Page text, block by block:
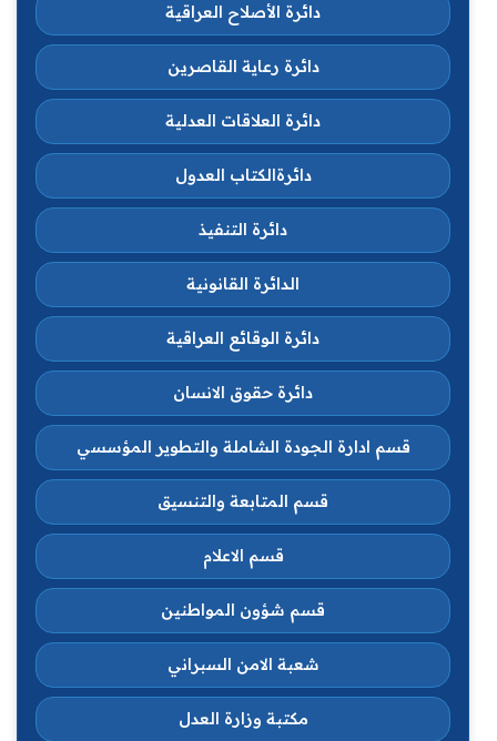
دائرة الأصلاح العراقية
دائرة رعاية القاصرين
دائرة العلاقات العدلية
دائرةالكتاب العدول
دائرة التنفيذ
الدائرة القانونية
دائرة الوقائع العراقية
دائرة حقوق الانسان
قسم ادارة الجودة الشاملة والتطوير المؤسسي
قسم المتابعة والتنسيق
قسم الاعلام
قسم شؤون المواطنين
شعبة الامن السبراني
مكتبة وزارة العدل